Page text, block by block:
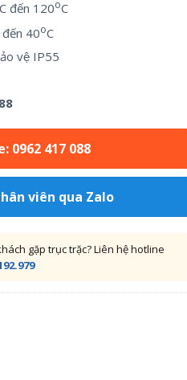
C đến 120oC
40oC
vệ IP55
0962 417 088
viên qua Zalo
gặp trục trặc? Liên hệ hotline